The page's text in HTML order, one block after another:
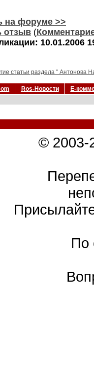
на форуме >>
отзыв (
10.01.2006
статьи раздела " Антонова
Ros-Новости
Е-
©
По